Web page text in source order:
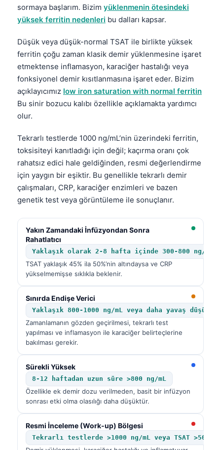
sormaya başlarım. Bizim yüklenmenin ötesindeki
yüksek ferritin nedenleri bu dalları kapsar.
Düşük veya düşük-normal TSAT ile birlikte yüksek
ferritin çoğu zaman klasik demir yüklenmesine işaret
etmektense inflamasyon, karaciğer hastalığı veya
fonksiyonel demir kısıtlanmasına işaret eder. Bizim
açıklayıcımız low iron saturation with normal ferritin
Bu sinir bozucu kalıbı özellikle açıklamakta yardımcı
olur.
Tekrarlı testlerde 1000 ng/mL’nin üzerindeki ferritin,
toksisiteyi kanıtladığı için değil; kaçırma oranı çok
rahatsız edici hale geldiğinden, resmi değerlendirme
için yaygın bir eşiktir. Bu genellikle tekrarlı demir
çalışmaları, CRP, karaciğer enzimleri ve bazen
genetik test veya görüntüleme ile sonuçlanır.
Yakın Zamandaki İnfüzyondan Sonra
Rahatlatıcı
Yaklaşık olarak 2-8 hafta içinde 300-800 ng/
TSAT yaklaşık 45% ila 50%’nin altındaysa ve CRP
yükselmemişse sıklıkla beklenir.
Sınırda Endişe Verici
Yaklaşık 800-1000 ng/mL veya daha yavaş düşüş
Zamanlamanın gözden geçirilmesi, tekrarlı test
yapılması ve inflamasyon ile karaciğer belirteçlerine
bakılması gerekir.
Sürekli Yüksek
8-12 haftadan uzun süre >800 ng/mL
Özellikle ek demir dozu verilmeden, basit bir infüzyon
sonrası etki olma olasılığı daha düşüktür.
Resmi İnceleme (Work-up) Bölgesi
Tekrarlı testlerde >1000 ng/mL veya TSAT >50%
ગુજરાતી
മലയാളം
Bahasa Melayu
Tiếng Việt
Tagalog
ไทย
ဗမာစာ
ភាសាខ្មែរ
Kiswahili
አማርኛ
Українська
O‘zbekcha
Қазақ тілі
Suomi
Hrvatski
Slovenčina
كوردی‎
سنڌي
සිංහල
অসমীয়া
Galego
Latviešu valoda
Euskara